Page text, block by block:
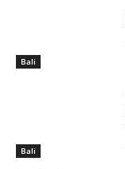
Bali
Bali